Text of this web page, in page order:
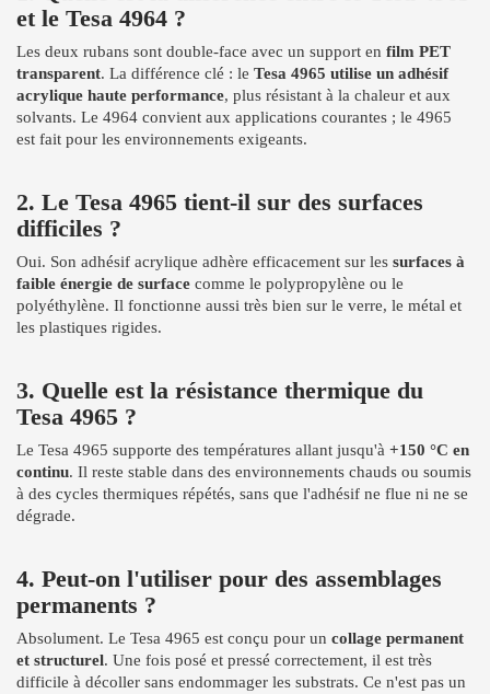
et le Tesa 4964 ?
Les deux rubans sont double-face avec un support en film PET
transparent. La différence clé : le Tesa 4965 utilise un adhésif
acrylique haute performance, plus résistant à la chaleur et aux
solvants. Le 4964 convient aux applications courantes ; le 4965
est fait pour les environnements exigeants.
2. Le Tesa 4965 tient-il sur des surfaces
difficiles ?
Oui. Son adhésif acrylique adhère efficacement sur les surfaces à
faible énergie de surface comme le polypropylène ou le
polyéthylène. Il fonctionne aussi très bien sur le verre, le métal et
les plastiques rigides.
3. Quelle est la résistance thermique du
Tesa 4965 ?
Le Tesa 4965 supporte des températures allant jusqu'à +150 °C en
continu. Il reste stable dans des environnements chauds ou soumis
à des cycles thermiques répétés, sans que l'adhésif ne flue ni ne se
dégrade.
4. Peut-on l'utiliser pour des assemblages
permanents ?
Absolument. Le Tesa 4965 est conçu pour un collage permanent
et structurel. Une fois posé et pressé correctement, il est très
difficile à décoller sans endommager les substrats. Ce n'est pas un